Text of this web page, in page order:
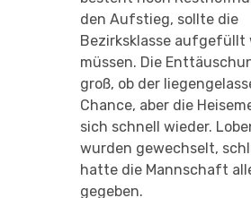
den Aufstieg, sollte die
Bezirksklasse aufgefüllt
müssen. Die
groß, ob der
Chance, aber die
sich schnell wieder.
wurden gewechselt,
hatte die Mannschaft
gegeben.